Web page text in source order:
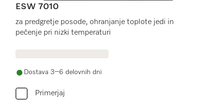
ESW 7010
za predgretje posode, ohranjanje toplote jedi in
pečenje pri nizki temperaturi
Dostava 3–6 delovnih dni
Primerjaj